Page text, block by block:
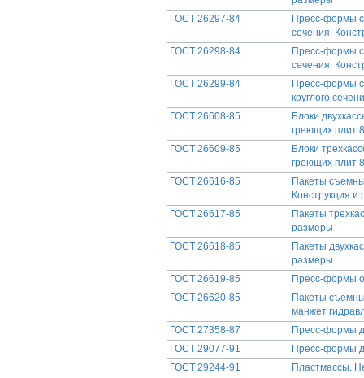
ГОСТ 26297-84
Пресс-формы
сечения.
ГОСТ 26298-84
Пресс-формы
сечения.
ГОСТ 26299-84
Пресс-формы
круглого
ГОСТ 26608-85
Блоки
греющих плит
ГОСТ 26609-85
Блоки
греющих плит
ГОСТ 26616-85
Пакеты
Конструкция и
ГОСТ 26617-85
Пакеты
размеры
ГОСТ 26618-85
Пакеты
размеры
ГОСТ 26619-85
Пресс-формы
ГОСТ 26620-85
Пакеты
манжет
ГОСТ 27358-87
Пресс-формы
ГОСТ 29077-91
Пресс-формы
ГОСТ 29244-91
Пластмассы.